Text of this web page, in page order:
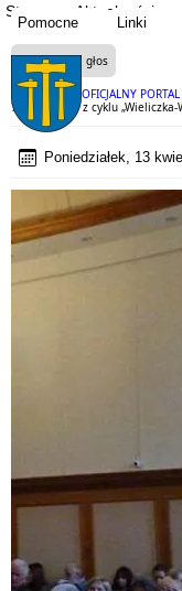
Pomocne Linki
OFICJALNY
Strona Aktualności
Czytaj na głos
75 spotkanie z cyklu
Poniedziałek, 13